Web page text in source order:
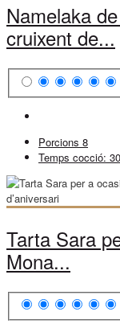
Namelaka
cruixent de...
Porcions 8
Temps cocció:
Tarta Sara
Mona...